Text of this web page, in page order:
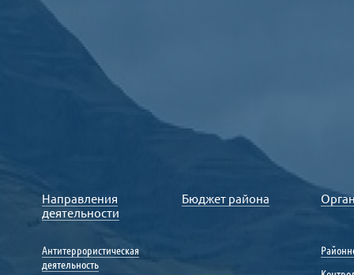
Направления
деятельности
Антитеррористическая
деятельность
Бюджет района